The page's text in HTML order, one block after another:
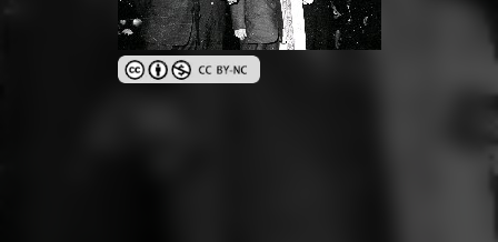
創用CC姓名標示-非商業性 3.0 台灣及其後版本